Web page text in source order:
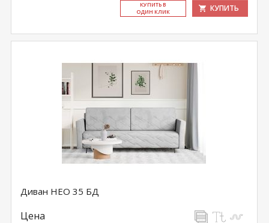
КУ­ПИТЬ В
ОДИН КЛИК
КУПИТЬ
Диван НЕО 35 БД
Цена